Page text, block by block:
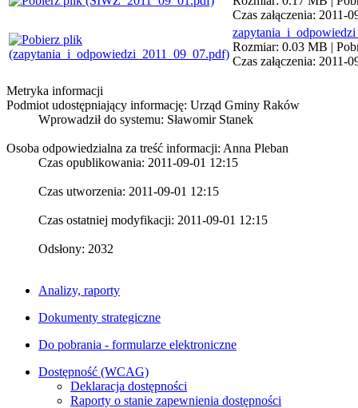
Czas załączenia: 2011-
Rozmiar: 0.03 MB |
Czas załączenia: 2011-
Metryka informacji
Podmiot udostępniający informację: Urząd Gminy Raków
Wprowadził do systemu: Sławomir Stanek
Osoba odpowiedzialna za treść informacji: Anna Pleban
Czas opublikowania: 2011-09-01 12:15
Czas utworzenia: 2011-09-01 12:15
Czas ostatniej modyfikacji: 2011-09-01 12:15
Odsłony: 2032
Analizy, raporty
Dokumenty strategiczne
Do pobrania - formularze elektroniczne
Dostępność (WCAG)
Deklaracja dostępności
Raporty o stanie zapewnienia dostępności